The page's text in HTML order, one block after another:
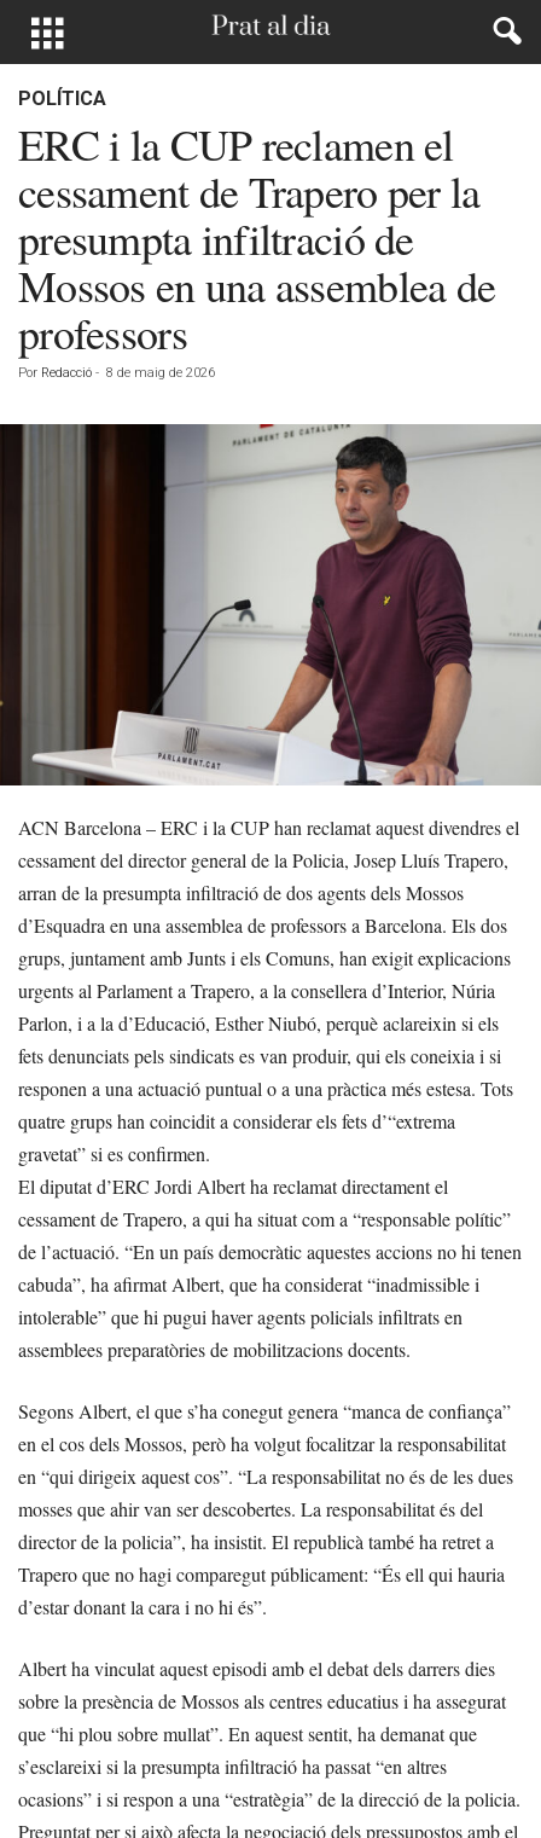
POLÍTICA
ERC i la CUP reclamen el
cessament de Trapero per la
presumpta infiltració de
Mossos en una assemblea de
professors
Por Redacció - 8 de maig de 2026
ACN Barcelona – ERC i la CUP han reclamat aquest divendres el
cessament del director general de la Policia, Josep Lluís Trapero,
arran de la presumpta infiltració de dos agents dels Mossos
d’Esquadra en una assemblea de professors a Barcelona. Els dos
grups, juntament amb Junts i els Comuns, han exigit explicacions
urgents al Parlament a Trapero, a la consellera d’Interior, Núria
Parlon, i a la d’Educació, Esther Niubó, perquè aclareixin si els
fets denunciats pels sindicats es van produir, qui els coneixia i si
responen a una actuació puntual o a una pràctica més estesa. Tots
quatre grups han coincidit a considerar els fets d’“extrema
gravetat” si es confirmen.
El diputat d’ERC Jordi Albert ha reclamat directament el
cessament de Trapero, a qui ha situat com a “responsable polític”
de l’actuació. “En un país democràtic aquestes accions no hi tenen
cabuda”, ha afirmat Albert, que ha considerat “inadmissible i
intolerable” que hi pugui haver agents policials infiltrats en
assemblees preparatòries de mobilitzacions docents.
Segons Albert, el que s’ha conegut genera “manca de confiança”
en el cos dels Mossos, però ha volgut focalitzar la responsabilitat
en “qui dirigeix aquest cos”. “La responsabilitat no és de les dues
mosses que ahir van ser descobertes. La responsabilitat és del
director de la policia”, ha insistit. El republicà també ha retret a
Trapero que no hagi comparegut públicament: “És ell qui hauria
d’estar donant la cara i no hi és”.
Albert ha vinculat aquest episodi amb el debat dels darrers dies
sobre la presència de Mossos als centres educatius i ha assegurat
que “hi plou sobre mullat”. En aquest sentit, ha demanat que
s’esclareixi si la presumpta infiltració ha passat “en altres
ocasions” i si respon a una “estratègia” de la direcció de la policia.
Preguntat per si això afecta la negociació dels pressupostos amb el